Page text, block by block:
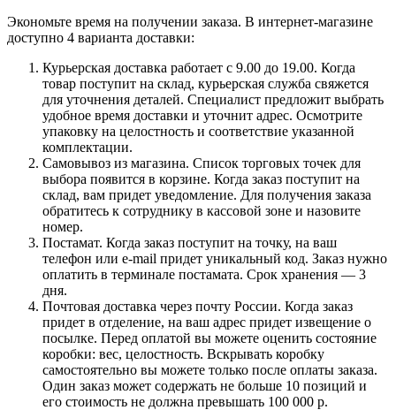
Экономьте время на получении заказа. В интернет-магазине
доступно 4 варианта доставки:
Курьерская доставка работает с 9.00 до 19.00. Когда
товар поступит на склад, курьерская служба свяжется
для уточнения деталей. Специалист предложит выбрать
удобное время доставки и уточнит адрес. Осмотрите
упаковку на целостность и соответствие указанной
комплектации.
Самовывоз из магазина. Список торговых точек для
выбора появится в корзине. Когда заказ поступит на
склад, вам придет уведомление. Для получения заказа
обратитесь к сотруднику в кассовой зоне и назовите
номер.
Постамат. Когда заказ поступит на точку, на ваш
телефон или e-mail придет уникальный код. Заказ нужно
оплатить в терминале постамата. Срок хранения — 3
дня.
Почтовая доставка через почту России. Когда заказ
придет в отделение, на ваш адрес придет извещение о
посылке. Перед оплатой вы можете оценить состояние
коробки: вес, целостность. Вскрывать коробку
самостоятельно вы можете только после оплаты заказа.
Один заказ может содержать не больше 10 позиций и
его стоимость не должна превышать 100 000 р.